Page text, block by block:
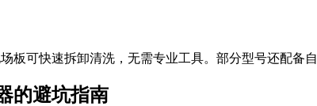
板可快速拆卸清洗，无需专业工具。部分型号还配备
的避坑指南